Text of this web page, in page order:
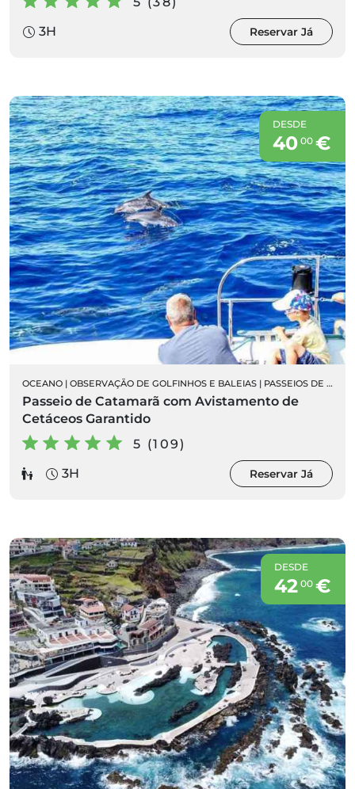
3H
Reservar Já
DESDE
40 00€
OCEANO | OBSERVAÇÃO DE GOLFINHOS E BALEIAS | PASSEIOS DE BARCO
Passeio de Catamarã com Avistamento de
Cetáceos Garantido
5 (109)
3H
Reservar Já
DESDE
42 00€